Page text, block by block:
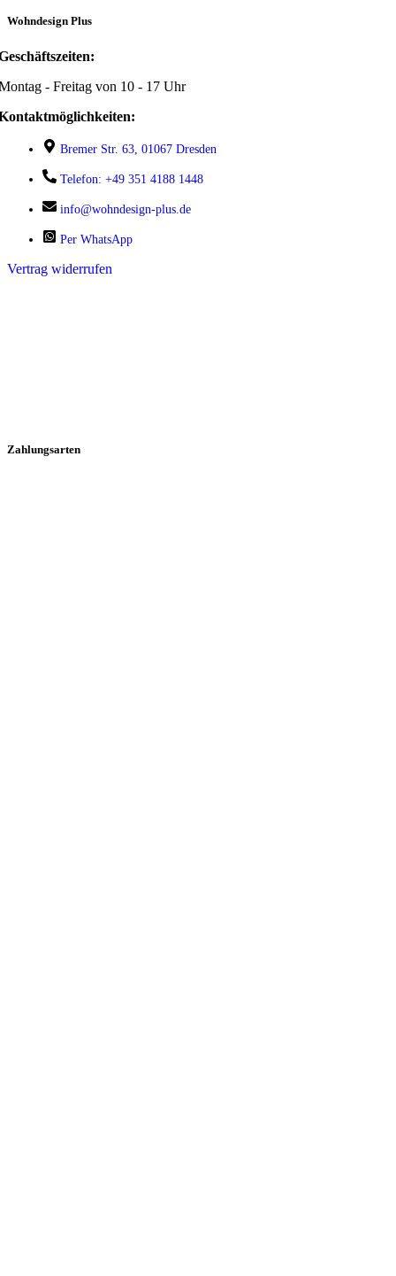
Wohndesign Plus
- Freitag von 10 - 17 Uhr
Bremer Str. 63, 01067 Dresden
Telefon: +49 351 4188 1448
info@wohndesign-plus.de
Per WhatsApp
Vertrag widerrufen
Zahlungsarten